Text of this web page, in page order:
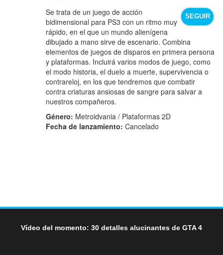
SEGUIR
Se trata de un juego de acción
bidimensional para PS3 con un ritmo muy
rápido, en el que un mundo alienígena
dibujado a mano sirve de escenario. Combina
elementos de juegos de disparos en primera persona
y plataformas. Incluirá varios modos de juego, como
el modo historia, el duelo a muerte, supervivencia o
contrareloj, en los que tendremos que combatir
contra criaturas ansiosas de sangre para salvar a
nuestros compañeros.
Género: Metroidvania / Plataformas 2D
Fecha de lanzamiento: Cancelado
Vídeo del momento: 30 detalles alucinantes de GTA 4